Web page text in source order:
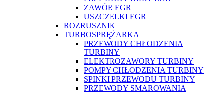
ZAWÓR EGR
USZCZELKI EGR
ROZRUSZNIK
TURBOSPRĘŻARKA
PRZEWODY CHŁODZENIA
TURBINY
ELEKTROZAWORY TURBINY
POMPY CHŁODZENIA TURBINY
SPINKI PRZEWODU TURBINY
PRZEWODY SMAROWANIA